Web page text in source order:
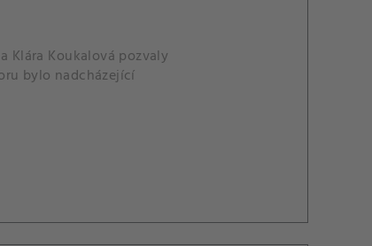
Klára Koukalová pozvaly
bylo nadcházející